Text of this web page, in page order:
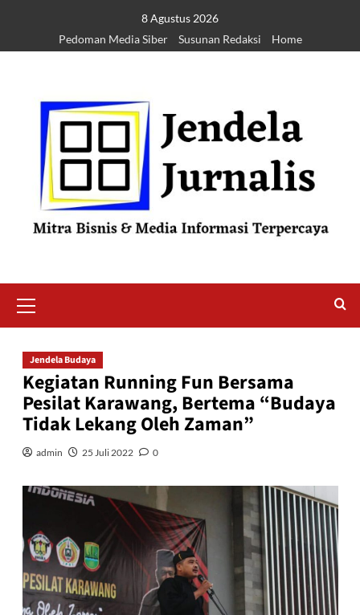
8 Agustus 2026
Pedoman Media Siber
Susunan Redaksi Home
Jendela Budaya
Kegiatan Running Fun Bersama
Pesilat Karawang, Bertema “Budaya
Tidak Lekang Oleh Zaman”
admin 25 Juli 2022 0